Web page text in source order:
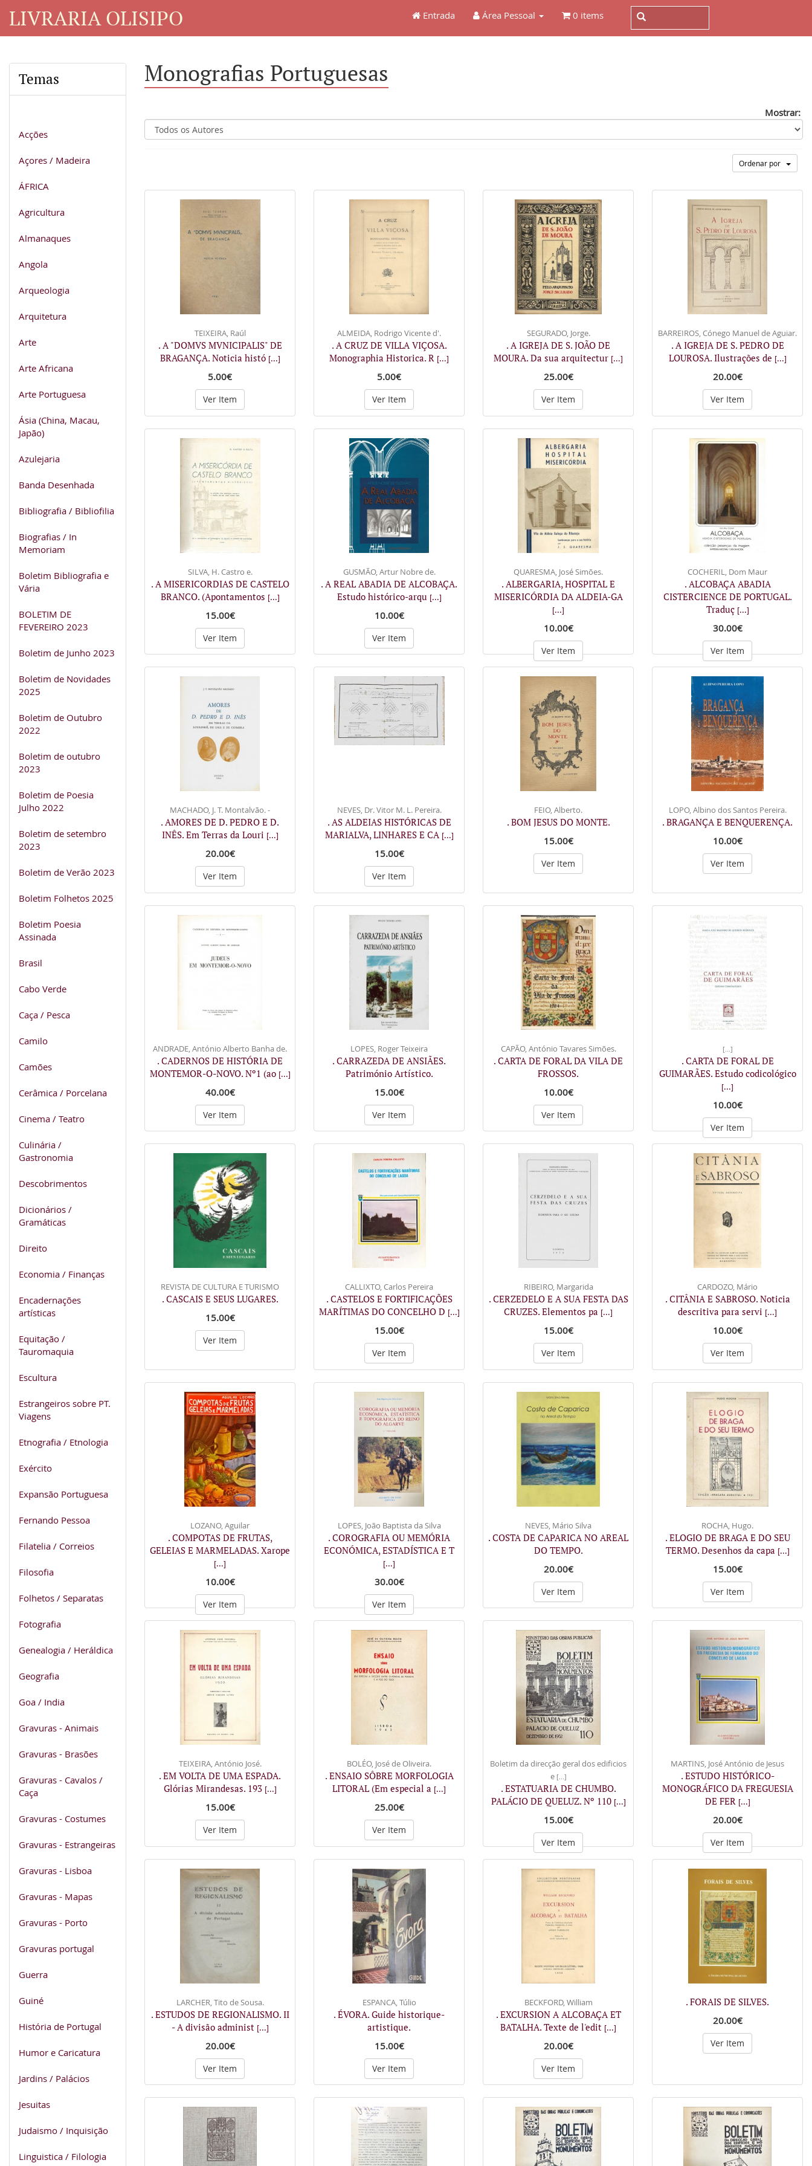
LIVRARIA OLISIPO Entrada Área Pessoal 0 items
Temas
Acções
Açores / Madeira
ÁFRICA
Agricultura
Almanaques
Angola
Arqueologia
Arquitetura
Arte
Arte Africana
Arte Portuguesa
Ásia (China, Macau,
Japão)
Azulejaria
Banda Desenhada
Bibliografia / Bibliofilia
Biografias / In
Memoriam
Boletim Bibliografia e
Vária
BOLETIM DE
FEVEREIRO 2023
Boletim de Junho 2023
Boletim de Novidades
2025
Boletim de Outubro
2022
Boletim de outubro
2023
Boletim de Poesia
Julho 2022
Boletim de setembro
2023
Boletim de Verão 2023
Boletim Folhetos 2025
Boletim Poesia
Assinada
Brasil
Cabo Verde
Caça / Pesca
Camilo
Camões
Cerâmica / Porcelana
Cinema / Teatro
Culinária /
Gastronomia
Descobrimentos
Dicionários /
Gramáticas
Direito
Economia / Finanças
Encadernações
artísticas
Equitação /
Tauromaquia
Escultura
Estrangeiros sobre PT.
Viagens
Etnografia / Etnologia
Exército
Expansão Portuguesa
Fernando Pessoa
Filatelia / Correios
Filosofia
Folhetos / Separatas
Fotografia
Genealogia / Heráldica
Geografia
Goa / India
Gravuras - Animais
Gravuras - Brasões
Gravuras - Cavalos /
Caça
Gravuras - Costumes
Gravuras - Estrangeiras
Gravuras - Lisboa
Gravuras - Mapas
Gravuras - Porto
Gravuras portugal
Guerra
Guiné
História de Portugal
Humor e Caricatura
Jardins / Palácios
Jesuitas
Judaismo / Inquisição
Linguistica / Filologia
Monografias Portuguesas
Mostrar:
Ordenar por
TEIXEIRA, Raúl
. A "DOMVS MVNICIPALIS" DE
BRAGANÇA. Noticia histó [...]
5.00€
Ver Item
ALMEIDA, Rodrigo Vicente d'.
. A CRUZ DE VILLA VIÇOSA.
Monographia Historica. R [...]
5.00€
Ver Item
SEGURADO, Jorge.
. A IGREJA DE S. JOÃO DE
MOURA. Da sua arquitectur [...]
25.00€
Ver Item
BARREIROS, Cónego Manuel de Aguiar.
. A IGREJA DE S. PEDRO DE
LOUROSA. Ilustrações de [...]
20.00€
Ver Item
SILVA, H. Castro e.
. A MISERICORDIAS DE CASTELO
BRANCO. (Apontamentos [...]
15.00€
Ver Item
GUSMÃO, Artur Nobre de.
. A REAL ABADIA DE ALCOBAÇA.
Estudo histórico-arqu [...]
10.00€
Ver Item
QUARESMA, José Simões.
. ALBERGARIA, HOSPITAL E
MISERICÓRDIA DA ALDEIA-GA
[...]
10.00€
Ver Item
COCHERIL, Dom Maur
. ALCOBAÇA ABADIA
CISTERCIENCE DE PORTUGAL.
Traduç [...]
30.00€
Ver Item
MACHADO, J. T. Montalvão. -
. AMORES DE D. PEDRO E D.
INÊS. Em Terras da Louri [...]
20.00€
Ver Item
NEVES, Dr. Vitor M. L. Pereira.
. AS ALDEIAS HISTÓRICAS DE
MARIALVA, LINHARES E CA [...]
15.00€
Ver Item
FEIO, Alberto.
. BOM JESUS DO MONTE.
15.00€
Ver Item
LOPO, Albino dos Santos Pereira.
. BRAGANÇA E BENQUERENÇA.
10.00€
Ver Item
ANDRADE, António Alberto Banha de.
. CADERNOS DE HISTÓRIA DE
MONTEMOR-O-NOVO. Nº1 (ao [...]
40.00€
Ver Item
LOPES, Roger Teixeira
. CARRAZEDA DE ANSIÃES.
Património Artístico.
15.00€
Ver Item
CAPÃO, António Tavares Simões.
. CARTA DE FORAL DA VILA DE
FROSSOS.
10.00€
Ver Item
[...]
. CARTA DE FORAL DE
GUIMARÃES. Estudo codicológico
[...]
10.00€
Ver Item
REVISTA DE CULTURA E TURISMO
. CASCAIS E SEUS LUGARES.
15.00€
Ver Item
CALLIXTO, Carlos Pereira
. CASTELOS E FORTIFICAÇÕES
MARÍTIMAS DO CONCELHO D [...]
15.00€
Ver Item
RIBEIRO, Margarida
. CERZEDELO E A SUA FESTA DAS
CRUZES. Elementos pa [...]
15.00€
Ver Item
CARDOZO, Mário
. CITÂNIA E SABROSO. Noticia
descritiva para servi [...]
10.00€
Ver Item
LOZANO, Aguilar
. COMPOTAS DE FRUTAS,
GELEIAS E MARMELADAS. Xarope
[...]
10.00€
Ver Item
LOPES, João Baptista da Silva
. COROGRAFIA OU MEMÓRIA
ECONÓMICA, ESTADÍSTICA E T
[...]
30.00€
Ver Item
NEVES, Mário Silva
. COSTA DE CAPARICA NO AREAL
DO TEMPO.
20.00€
Ver Item
ROCHA, Hugo.
. ELOGIO DE BRAGA E DO SEU
TERMO. Desenhos da capa [...]
15.00€
Ver Item
TEIXEIRA, António José.
. EM VOLTA DE UMA ESPADA.
Glórias Mirandesas. 193 [...]
15.00€
Ver Item
BOLÉO, José de Oliveira.
. ENSAIO SÔBRE MORFOLOGIA
LITORAL (Em especial a [...]
25.00€
Ver Item
Boletim da direcção geral dos edificios
e [...]
. ESTATUARIA DE CHUMBO.
PALÁCIO DE QUELUZ. Nº 110 [...]
15.00€
Ver Item
MARTINS, José António de Jesus
. ESTUDO HISTÓRICO-
MONOGRÁFICO DA FREGUESIA
DE FER [...]
20.00€
Ver Item
LARCHER, Tito de Sousa.
. ESTUDOS DE REGIONALISMO. II
- A divisão administ [...]
20.00€
Ver Item
ESPANCA, Túlio
. ÉVORA. Guide historique-
artistique.
15.00€
Ver Item
BECKFORD, William
. EXCURSION A ALCOBAÇA ET
BATALHA. Texte de l'edit [...]
20.00€
Ver Item
. FORAIS DE SILVES.
20.00€
Ver Item